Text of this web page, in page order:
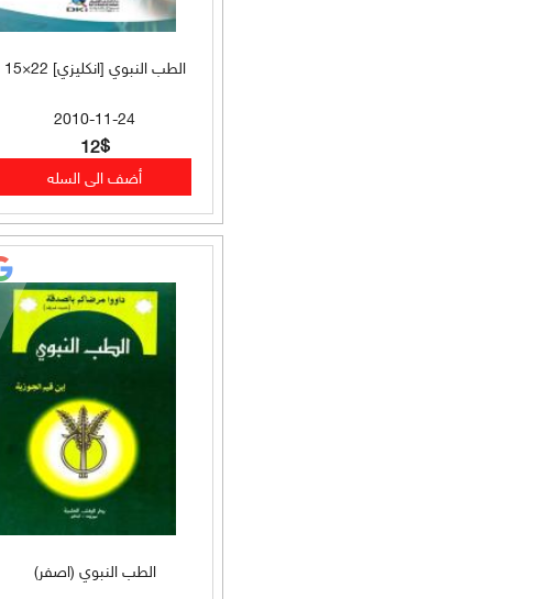
الطب النبوي [انكليزي] 22×15
2010-11-24
12$
الطب النبوي (اصفر)